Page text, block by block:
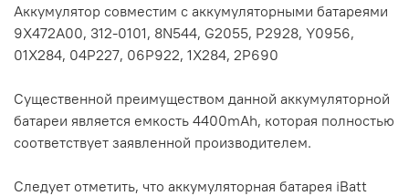
Аккумулятор cовместим с аккумуляторными батареями
9X472A00, 312-0101, 8N544, G2055, P2928, Y0956,
01X284, 04P227, 06P922, 1X284, 2P690
Существенной преимуществом данной аккумуляторной
батареи является емкость 4400mAh, которая полностью
соответствует заявленной производителем.
Следует отметить, что аккумуляторная батарея iBatt